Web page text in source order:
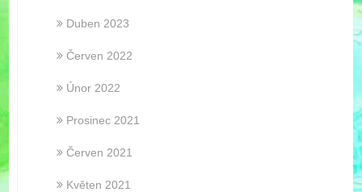
Duben 2023
Červen 2022
Únor 2022
Prosinec 2021
Červen 2021
Květen 2021